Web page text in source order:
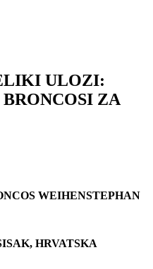
ULOZI:
ZA
WEIHENSTEPHAN
HRVATSKA